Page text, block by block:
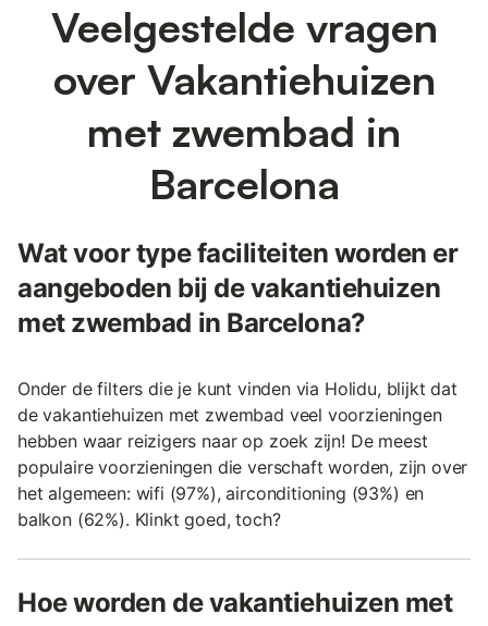
Veelgestelde vragen
over Vakantiehuizen
met zwembad in
Barcelona
Wat voor type faciliteiten worden er
aangeboden bij de vakantiehuizen
met zwembad in Barcelona?
Onder de filters die je kunt vinden via Holidu, blijkt dat
de vakantiehuizen met zwembad veel voorzieningen
hebben waar reizigers naar op zoek zijn! De meest
populaire voorzieningen die verschaft worden, zijn over
het algemeen: wifi (97%), airconditioning (93%) en
balkon (62%). Klinkt goed, toch?
Hoe worden de vakantiehuizen met